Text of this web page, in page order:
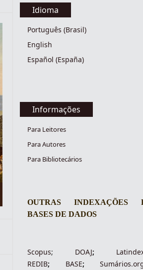
Idioma
Português (Brasil)
English
Español (España)
Informações
Para Leitores
Para Autores
Para Bibliotecários
OUTRAS INDEXAÇÕES
BASES DE DADOS
Scopus; DOAJ;
REDIB; BASE;